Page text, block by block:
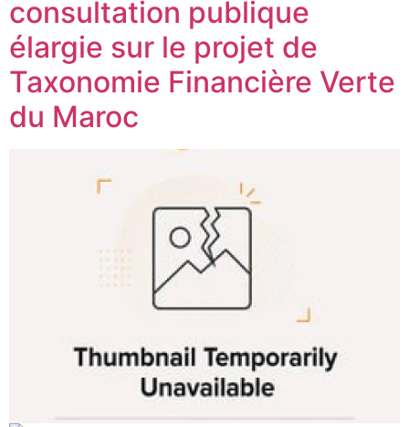
consultation publique
élargie sur le projet de
Taxonomie Financière Verte
du Maroc